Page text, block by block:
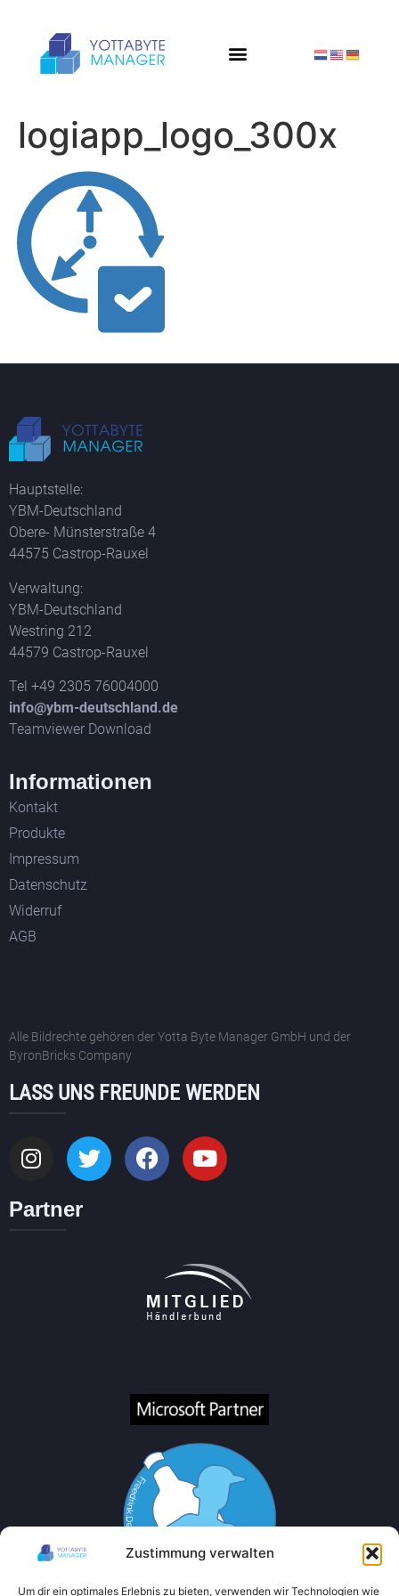
Zustimmung verwalten
Um dir ein optimales Erlebnis zu bieten, verwenden wir Technologien wie
logiapp_logo_300x
Hauptstelle:
YBM-Deutschland
Obere- Münsterstraße 4
44575 Castrop-Rauxel
Verwaltung:
YBM-Deutschland
Westring 212
44579 Castrop-Rauxel
Tel +49 2305 76004000
info@ybm-deutschland.de
Teamviewer Download
Informationen
Kontakt
Produkte
Impressum
Datenschutz
Widerruf
AGB
Alle Bildrechte gehören der Yotta Byte Manager GmbH und der
ByronBricks Company
LASS UNS FREUNDE WERDEN
Partner